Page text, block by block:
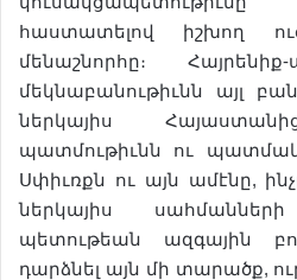
հաստատելով իշխող
մենաշնորհը։
մեկնաբանութիւնն այլ
ներկայիս
պատմութիւնն ու
Սփիւռքն ու այն ամէնը,
ներկայիս
պետութեան ազգային
դարձնել այն մի տարածք,